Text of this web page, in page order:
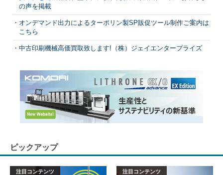
の声を掲載
オンデマンド出力によるターポリン製SP販促ツール制作ご案内は
こちら
中古印刷機械高価買取致します!（株）ジェイエンタープライズ
ピックアップ
注目コンテンツ 注目コンテンツ